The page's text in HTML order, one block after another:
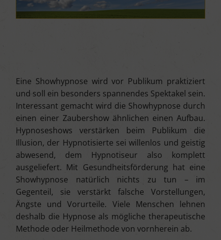
Eine Showhypnose wird vor Publikum praktiziert
und soll ein besonders spannendes Spektakel sein.
Interessant gemacht wird die Showhypnose durch
einen einer Zaubershow ähnlichen einen Aufbau.
Hypnoseshows verstärken beim Publikum die
Illusion, der Hypnotisierte sei willenlos und geistig
abwesend, dem Hypnotiseur also komplett
ausgeliefert. Mit Gesundheitsförderung hat eine
Showhypnose natürlich nichts zu tun – im
Gegenteil, sie verstärkt falsche Vorstellungen,
Ängste und Vorurteile. Viele Menschen lehnen
deshalb die Hypnose als mögliche therapeutische
Methode oder Heilmethode von vornherein ab.